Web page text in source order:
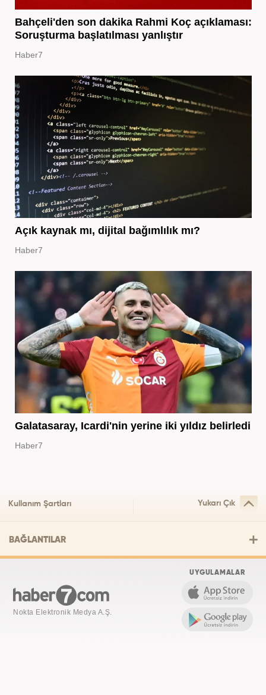
Bahçeli'den son dakika Rahmi Koç açıklaması:
Soruşturma başlatılması yanlıştır
Haber7
Açık kaynak mı, dijital bağımlılık mı?
Haber7
Galatasaray, Icardi'nin yerine iki yıldız belirledi
Haber7
Kullanım Şartları Yukarı Çık
BAĞLANTILAR
Nokta Elektronik Medya A.Ş.
UYGULAMALAR